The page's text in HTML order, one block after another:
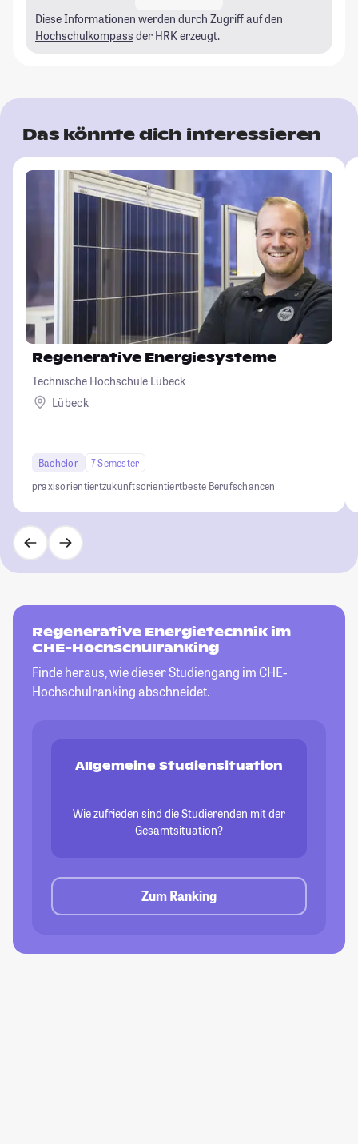
Diese Informationen werden durch Zugriff auf den
Hochschulkompass der HRK erzeugt.
Das könnte dich interessieren
Regenerative Energiesysteme
Technische Hochschule Lübeck
Lübeck
Bachelor
7 Semester
praxisorientiertzukunftsorientiertbeste Berufschancen
Regenerative Energietechnik im
CHE-Hochschulranking
Finde heraus, wie dieser Studiengang im CHE-
Hochschulranking abschneidet.
Allgemeine Studiensituation
Wie zufrieden sind die Studierenden mit der
Gesamtsituation?
Zum Ranking